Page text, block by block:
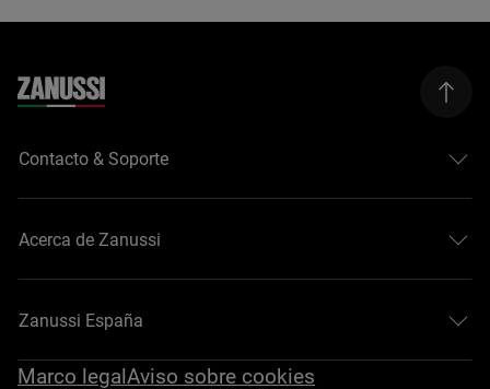
Contacto & Soporte
Acerca de Zanussi
Zanussi España
Marco legalAviso sobre cookies